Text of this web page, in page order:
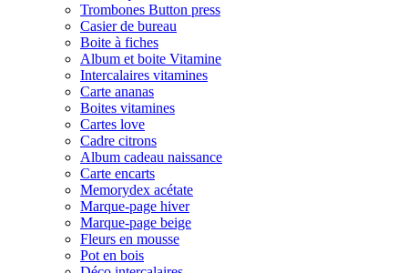
Trombones Button press
Casier de bureau
Boite à fiches
Album et boite Vitamine
Intercalaires vitamines
Carte ananas
Boites vitamines
Cartes love
Cadre citrons
Album cadeau naissance
Carte encarts
Memorydex acétate
Marque-page hiver
Marque-page beige
Fleurs en mousse
Pot en bois